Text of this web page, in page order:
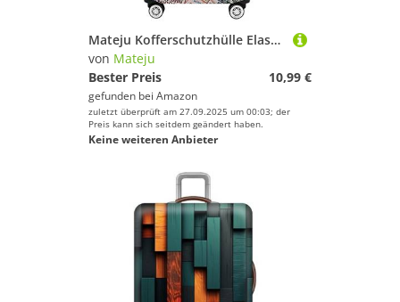
Mateju Kofferschutzhülle Elastisch Kofferhülle 18-32 Zoll, Dickes Gepäck Cover Reisekoffer Hülle Trolley Case Schutzhülle Luggage Cover Waschbare Staubdichte Kofferbezug (L,Briefmarken)
von Mateju
Bester Preis
10,99 €
gefunden bei Amazon
zuletzt überprüft am 27.09.2025 um 00:03; der
Preis kann sich seitdem geändert haben.
Keine weiteren Anbieter